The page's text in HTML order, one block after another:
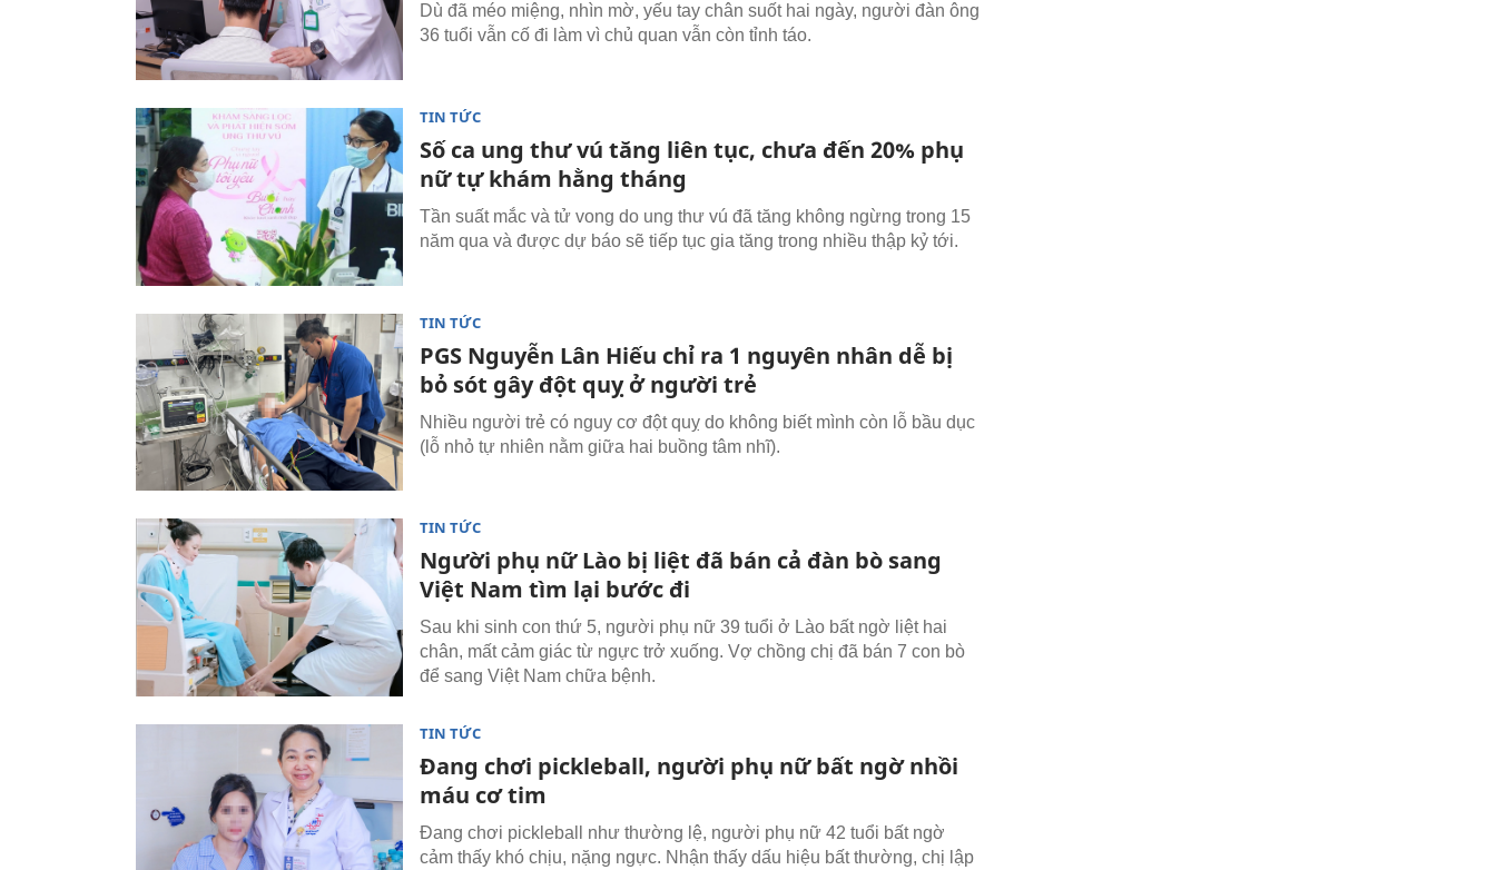
Dù đã méo miệng, nhìn mờ, yếu tay chân suốt hai ngày, người đàn ông
36 tuổi vẫn cố đi làm vì chủ quan vẫn còn tỉnh táo.
TIN TỨC
Số ca ung thư vú tăng liên tục, chưa đến 20% phụ
nữ tự khám hằng tháng
Tần suất mắc và tử vong do ung thư vú đã tăng không ngừng trong 15
năm qua và được dự báo sẽ tiếp tục gia tăng trong nhiều thập kỷ tới.
TIN TỨC
PGS Nguyễn Lân Hiếu chỉ ra 1 nguyên nhân dễ bị
bỏ sót gây đột quỵ ở người trẻ
Nhiều người trẻ có nguy cơ đột quỵ do không biết mình còn lỗ bầu dục
(lỗ nhỏ tự nhiên nằm giữa hai buồng tâm nhĩ).
TIN TỨC
Người phụ nữ Lào bị liệt đã bán cả đàn bò sang
Việt Nam tìm lại bước đi
Sau khi sinh con thứ 5, người phụ nữ 39 tuổi ở Lào bất ngờ liệt hai
chân, mất cảm giác từ ngực trở xuống. Vợ chồng chị đã bán 7 con bò
để sang Việt Nam chữa bệnh.
TIN TỨC
Đang chơi pickleball, người phụ nữ bất ngờ nhồi
máu cơ tim
Đang chơi pickleball như thường lệ, người phụ nữ 42 tuổi bất ngờ
cảm thấy khó chịu, nặng ngực. Nhận thấy dấu hiệu bất thường, chị lập